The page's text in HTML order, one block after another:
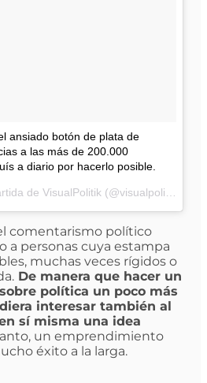
ansiado botón de plata de
a las más de 200.000
a diario por hacerlo posible.
de VisualPolitik (@visualpolitik) el
comentarismo político
a personas cuya estampa
muchas veces rígidos o
De manera que hacer un
política un poco más
interesar también al
sí misma una idea
un emprendimiento
éxito a la larga.